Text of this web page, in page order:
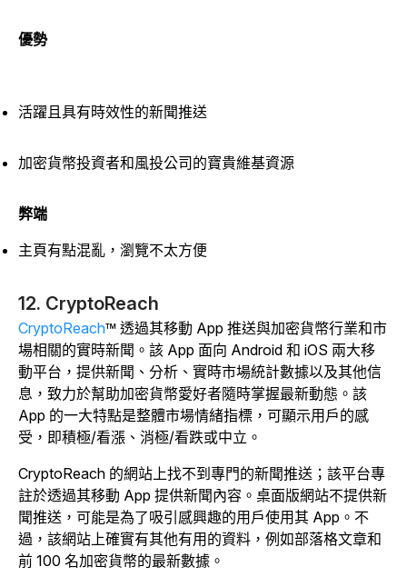
優勢
活躍且具有時效性的新聞推送
加密貨幣投資者和風投公司的寶貴維基資源
弊端
主頁有點混亂，瀏覽不太方便
12. CryptoReach
CryptoReach™ 透過其移動 App 推送與加密貨幣行業和市
場相關的實時新聞。該 App 面向 Android 和 iOS 兩大移
動平台，提供新聞、分析、實時市場統計數據以及其他信
息，致力於幫助加密貨幣愛好者隨時掌握最新動態。該
App 的一大特點是整體市場情緒指標，可顯示用戶的感
受，即積極/看漲、消極/看跌或中立。
CryptoReach 的網站上找不到專門的新聞推送；該平台專
註於透過其移動 App 提供新聞內容。桌面版網站不提供新
聞推送，可能是為了吸引感興趣的用戶使用其 App。不
過，該網站上確實有其他有用的資料，例如部落格文章和
前 100 名加密貨幣的最新數據。